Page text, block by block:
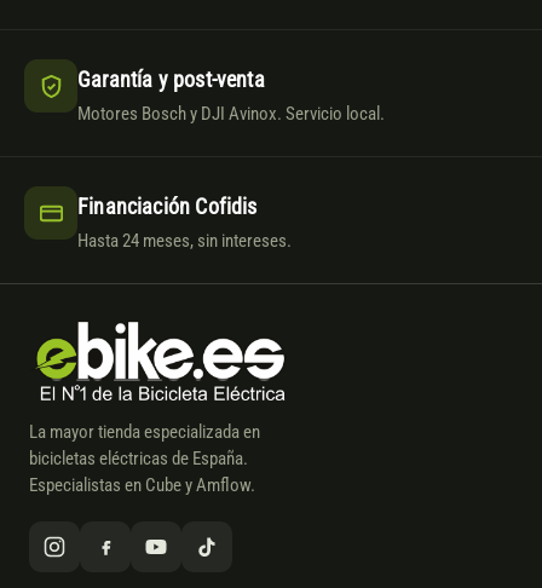
Garantía y post-venta
Motores Bosch y DJI Avinox. Servicio local.
Financiación Cofidis
Hasta 24 meses, sin intereses.
La mayor tienda especializada en
bicicletas eléctricas de España.
Especialistas en Cube y Amflow.